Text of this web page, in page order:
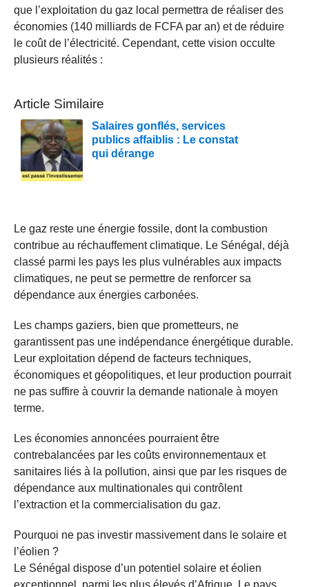
que l’exploitation du gaz local permettra de réaliser des
économies (140 milliards de FCFA par an) et de réduire
le coût de l’électricité. Cependant, cette vision occulte
plusieurs réalités :
Article Similaire
Salaires gonflés, services
publics affaiblis : Le constat
qui dérange
Le gaz reste une énergie fossile, dont la combustion
contribue au réchauffement climatique. Le Sénégal, déjà
classé parmi les pays les plus vulnérables aux impacts
climatiques, ne peut se permettre de renforcer sa
dépendance aux énergies carbonées.
Les champs gaziers, bien que prometteurs, ne
garantissent pas une indépendance énergétique durable.
Leur exploitation dépend de facteurs techniques,
économiques et géopolitiques, et leur production pourrait
ne pas suffire à couvrir la demande nationale à moyen
terme.
Les économies annoncées pourraient être
contrebalancées par les coûts environnementaux et
sanitaires liés à la pollution, ainsi que par les risques de
dépendance aux multinationales qui contrôlent
l’extraction et la commercialisation du gaz.
Pourquoi ne pas investir massivement dans le solaire et
l’éolien ?
Le Sénégal dispose d’un potentiel solaire et éolien
exceptionnel, parmi les plus élevés d’Afrique. Le pays